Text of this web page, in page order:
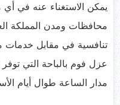
يمكن الاستغناء عنه في
محافظات ومدن المملكة
تنافسية في مقابل خدمات
عزل فوم بالباحة التي
مدار الساعة طوال أيام